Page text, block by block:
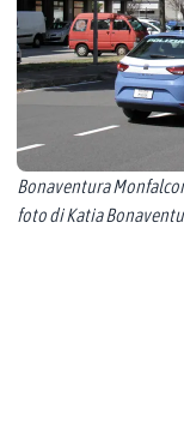
Bonaventura
foto di Katia